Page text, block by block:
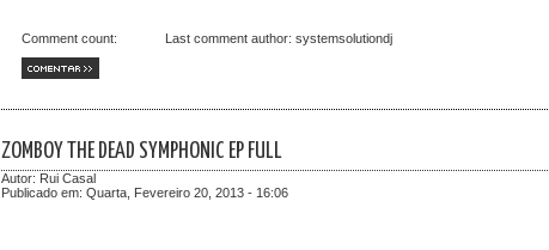
Comment count: Last comment author: systemsolutiondj
COMENTAR >>
ZOMBOY THE DEAD SYMPHONIC EP FULL
Autor: Rui Casal
Publicado em: Quarta, Fevereiro 20, 2013 - 16:06